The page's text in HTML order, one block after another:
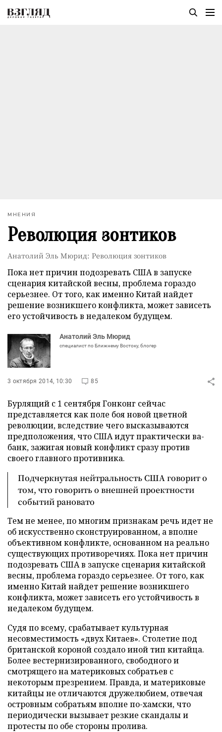
МНЕНИЯ
Революция зонтиков
Анатолий Эль Мюрид: Революция зонтиков
Пока нет причин подозревать США в запуске
сценария китайской весны, проблема гораздо
серьезнее. От того, как именно Китай найдет
решение возникшего конфликта, может зависеть
его устойчивость в недалеком будущем.
Анатолий Эль Мюрид
специалист по Ближнему Востоку, блогер
3 октября 2014, 10:30 85
Бурлящий с 1 сентября Гонконг сейчас
представляется как поле боя новой цветной
революции, вследствие чего высказываются
предположения, что США идут практически ва-
банк, зажигая новый конфликт сразу против
своего главного противника.
Подчеркнутая нейтральность США говорит о
том, что говорить о внешней проектности
событий рановато
Тем не менее, по многим признакам речь идет не
об искусственно сконструированном, а вполне
объективном конфликте, основанном на реально
существующих противоречиях. Пока нет причин
подозревать США в запуске сценария китайской
весны, проблема гораздо серьезнее. От того, как
именно Китай найдет решение возникшего
конфликта, может зависеть его устойчивость в
недалеком будущем.
Судя по всему, срабатывает культурная
несовместимость «двух Китаев». Столетие под
британской короной создало иной тип китайца.
Более вестернизированного, свободного и
смотрящего на материковых собратьев с
некоторым презрением. Правда, и материковые
китайцы не отличаются дружелюбием, отвечая
островным собратьям вполне по-хамски, что
периодически вызывает резкие скандалы и
протесты по обе стороны пролива.